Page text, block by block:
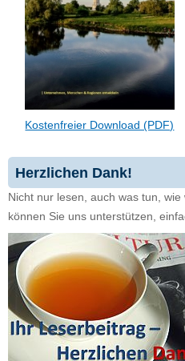
Kostenfreier Download (PDF)
Herzlichen Dank!
Nicht nur lesen, auch was tun,
können Sie uns unterstützen,